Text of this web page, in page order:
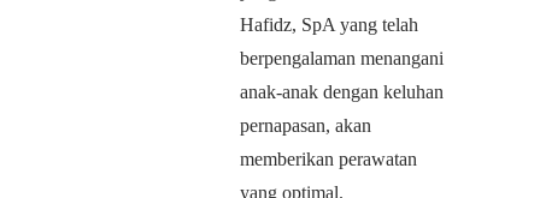
Hafidz, SpA yang telah
berpengalaman menangani
anak-anak dengan keluhan
pernapasan, akan
memberikan perawatan
yang optimal.